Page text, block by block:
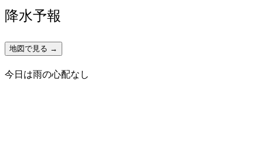
降水予報
地図で見る →
今日は雨の心配なし